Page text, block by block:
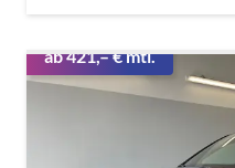
ab 421,– € mtl.